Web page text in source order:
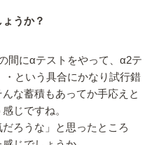
うか？
間にαテストをやって、α2テ
という具合にかなり試行錯
な蓄積もあってか手応えと
じですね。
ろうな」と思ったところ